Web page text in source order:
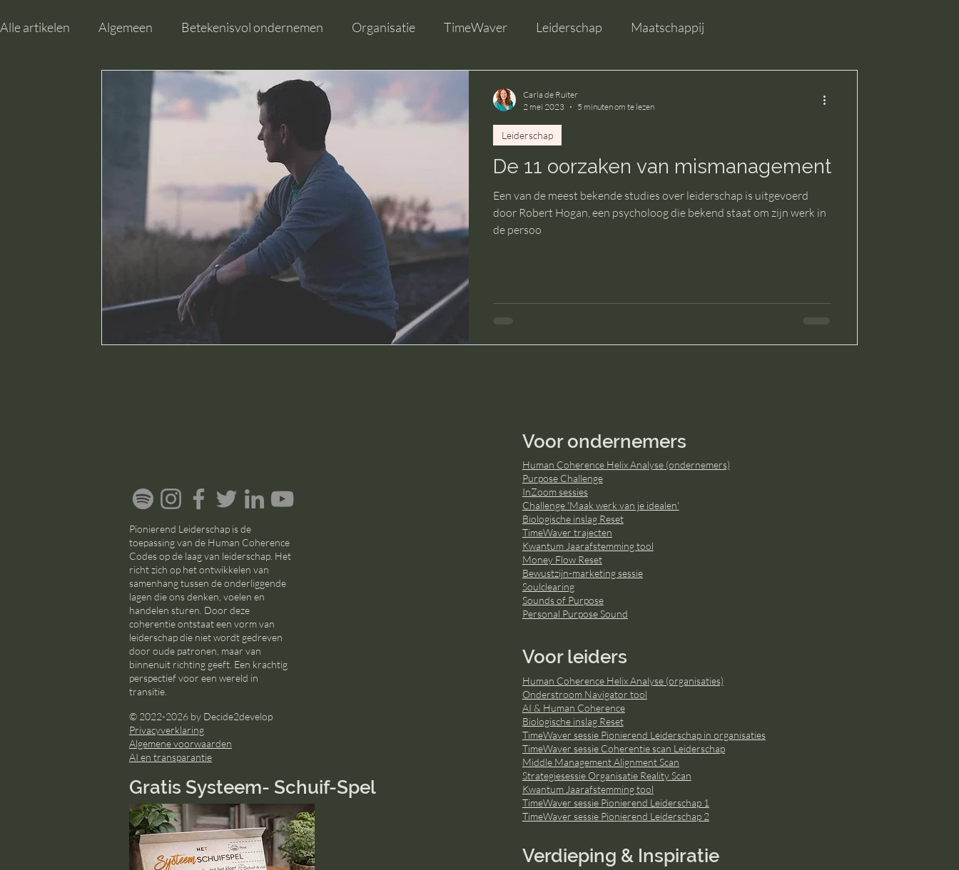
Alle artikelen Algemeen Betekenisvol ondernemen Organisatie TimeWaver Leiderschap Maatschappij
De 11 oorzaken van mismanagement
Een van de meest bekende studies over leiderschap is uitgevoerd
door Robert Hogan, een psycholoog die bekend staat om zijn werk in
de persoo
Leiderschap
Carla de Ruiter
2 mei 2023
5 minuten om te lezen
Pionierend Leiderschap is de
toepassing van de Human Coherence
Codes op de laag van leiderschap. Het
richt zich op het ontwikkelen van
samenhang tussen de onderliggende
lagen die ons denken, voelen en
handelen sturen. Door deze
coherentie ontstaat een vorm van
leiderschap die niet wordt gedreven
door oude patronen, maar van
binnenuit richting geeft. Een krachtig
perspectief voor een wereld in
transitie.
© 2022-2026 by Decide2develop
Privacyverklaring
Algemene voorwaarden
AI en transparantie
Gratis Systeem- Schuif-Spel
Voor ondernemers
Human Coherence Helix Analyse (ondernemers)
Purpose Challenge
InZoom sessies
Challenge 'Maak werk van je idealen'
Biologische inslag Reset
TimeWaver trajecten
Kwantum Jaarafstemming tool
Money Flow Reset
Bewustzijn-marketing sessie
Soulclearing
Sounds of Purpose
Personal Purpose Sound
Voor leiders
Human Coherence Helix Analyse (organisaties)
Onderstroom Navigator tool
AI & Human Coherence
Biologische inslag Reset
TimeWaver sessie Pionierend Leiderschap in organisaties
TimeWaver sessie Coherentie scan Leiderschap
Middle Management Alignment Scan
Strategiesessie Organisatie Reality Scan
Kwantum Jaarafstemming tool
TimeWaver sessie Pionierend Leiderschap 1
TimeWaver sessie Pionierend Leiderschap 2
Verdieping & Inspiratie